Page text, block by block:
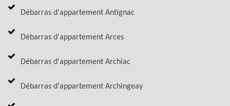
Débarras d'appartement Antignac
Débarras d'appartement Arces
Débarras d'appartement Archiac
Débarras d'appartement Archingeay